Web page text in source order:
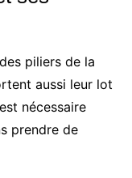
piliers de la
aussi leur lot
nécessaire
prendre de